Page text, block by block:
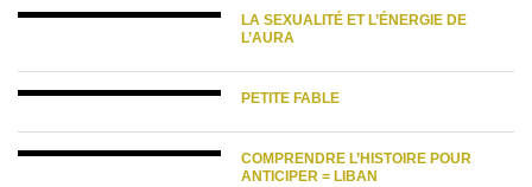
LA SEXUALITÉ ET L’ÉNERGIE DE
L’AURA
PETITE FABLE
COMPRENDRE L’HISTOIRE POUR
ANTICIPER = LIBAN